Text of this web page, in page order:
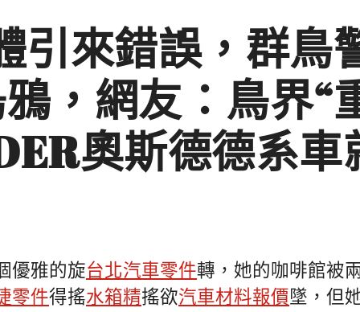
引來錯誤，群鳥
，網友：鳥界“
奧斯德德系車
優雅的旋台北汽車零件轉，她的咖啡館被
零件得搖水箱精搖欲汽車材料報價墜，但